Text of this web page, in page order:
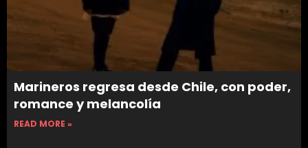
Marineros regresa desde Chile, con poder,
romance y melancolía
READ MORE »